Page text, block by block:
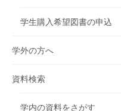
学生購入希望図書の申込
学外の方へ
資料検索
学内の資料をさがす